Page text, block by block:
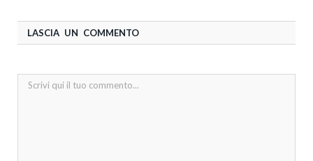
LASCIA UN COMMENTO